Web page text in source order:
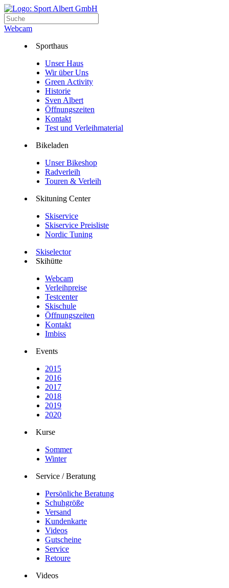
Webcam
Sporthaus
Unser Haus
Wir über Uns
Green Activity
Historie
Sven Albert
Öffnungszeiten
Kontakt
Test und Verleihmaterial
Bikeladen
Unser Bikeshop
Radverleih
Touren & Verleih
Skituning Center
Skiservice
Skiservice Preisliste
Nordic Tuning
Skiselector
Skihütte
Webcam
Verleihpreise
Testcenter
Skischule
Öffnungszeiten
Kontakt
Imbiss
Events
2015
2016
2017
2018
2019
2020
Kurse
Sommer
Winter
Service / Beratung
Persönliche Beratung
Schuhgröße
Versand
Kundenkarte
Videos
Gutscheine
Service
Retoure
Videos